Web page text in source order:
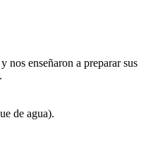
nos enseñaron a preparar sus
de agua).